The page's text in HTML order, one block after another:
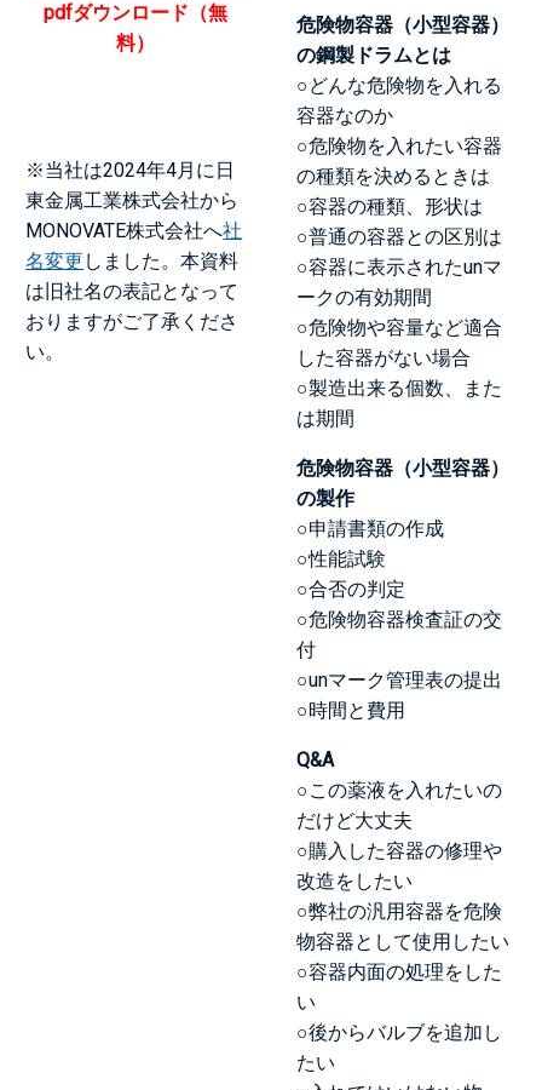
pdfダウンロード（無
料）
※当社は2024年4月に日
東金属工業株式会社から
MONOVATE株式会社へ社
名変更 しました。本資料
は旧社名の表記となって
おりますがご了承くださ
い。
危険物容器（小型容器）
の鋼製ドラムとは
○どんな危険物を入れる
容器なのか
○危険物を入れたい容器
の種類を決めるときは
○容器の種類、形状は
○普通の容器との区別は
○容器に表示されたunマ
ークの有効期間
○危険物や容量など適合
した容器がない場合
○製造出来る個数、また
は期間
危険物容器（小型容器）
の製作
○申請書類の作成
○性能試験
○合否の判定
○危険物容器検査証の交
付
○unマーク管理表の提出
○時間と費用
Q&A
○この薬液を入れたいの
だけど大丈夫
○購入した容器の修理や
改造をしたい
○弊社の汎用容器を危険
物容器として使用したい
○容器内面の処理をした
い
○後からバルブを追加し
たい